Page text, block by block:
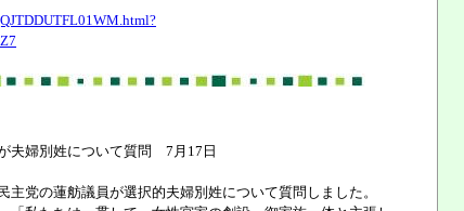
夫婦別姓について質問 7月17日
党の蓮舫議員が選択的夫婦別姓について質問しました。